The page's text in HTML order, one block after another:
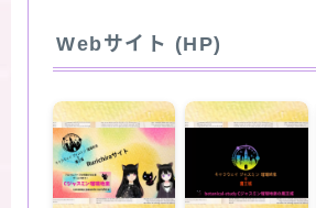
Webサイト (HP)